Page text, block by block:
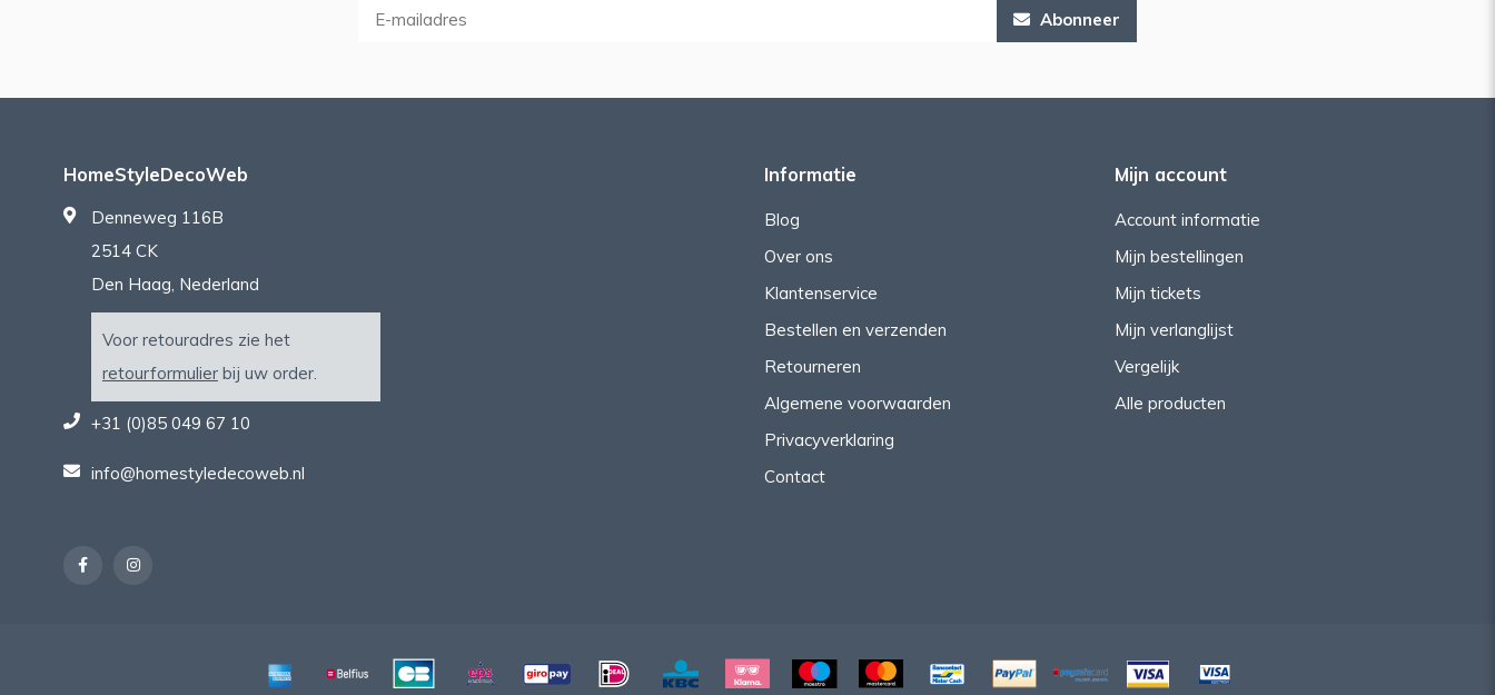
Abonneer
HomeStyleDecoWeb
Denneweg 116B
2514 CK
Den Haag, Nederland
Voor retouradres zie het
retourformulier bij uw order.
+31 (0)85 049 67 10
info@homestyledecoweb.nl
Informatie
Blog
Over ons
Klantenservice
Bestellen en verzenden
Retourneren
Algemene voorwaarden
Privacyverklaring
Contact
Mijn account
Account informatie
Mijn bestellingen
Mijn tickets
Mijn verlanglijst
Vergelijk
Alle producten